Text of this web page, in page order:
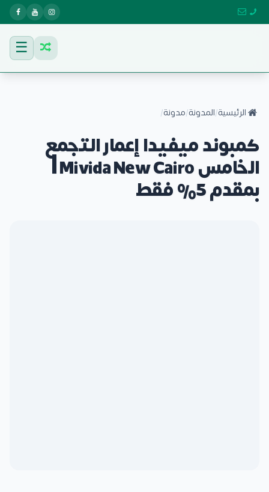
☰
الرئيسية/المدونة/مدونة/
كمبوند ميفيدا إعمار التجمع
الخامس Mivida New Cairo |
بمقدم 5% فقط